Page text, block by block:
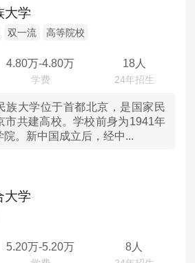
招生政策 学制学费
招生政策 学制学费
报名流程
招生简章
大学
双一流 高等院校
4.80万-4.80万 18人
族大学位于首都北京，是国家民
市共建高校。学校前身为1941年
院。新中国成立后，经中...
大学
5.20万-5.20万 8人